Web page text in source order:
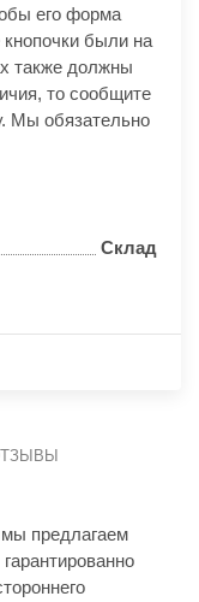
его форма
были на
также должны
то сообщите
Мы обязательно
Склад
предлагаем